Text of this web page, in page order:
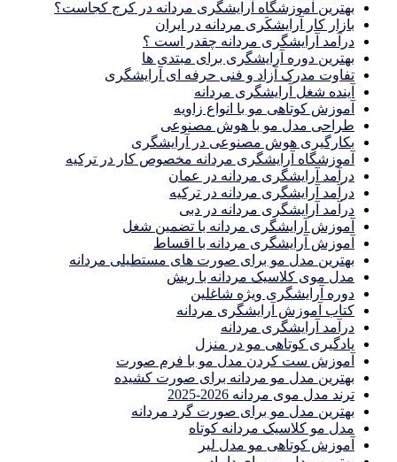
بهترین آموزشگاه آرایشگری مردانه در کرج کجاست؟
بازار كار آرايشكَرى مردانه در ايران
درآمد آرایشگری مردانه چقدر است ؟
بهترین دوره آرایشگری برای مبتدی ها
تفاوت مدرک آزاد و فنی حرفه ای آرایشگری
آینده شغل آرایشگری مردانه
آموزش کوتاهی مو با انواع زاویه
طراحی مدل مو با هوش مصنوعی
بکارگیری هوش مصنوعی در آرایشگری
آموزشگاه آرایشگری مردانه مخصوص کار در ترکیه
درآمد آرایشگری مردانه در عمان
درآمد آرایشگری مردانه در ترکیه
درآمد آرایشگری مردانه در دبی
آموزش آرایشگری مردانه با تضمین شغل
آموزش آرایشگری مردانه با اقساط
بهترین مدل مو برای صورت های مستطیلی مردانه
مدل موی کلاسیک مردانه با ریش
دوره آرایشگری ویژه شاغلین
کتاب آموزش آرایشگری مردانه
درآمد آرایشگری مردانه
یادگیری كوتاهى مو در منزل
آموزش ست كردن مدل مو با فرم صورت
بهترین مدل مو مردانه برای صورت کشیده
ترند مدل موی مردانه 2026-2025
بهترين مدل مو براى صورت گرد مردانه
مدل مو کلاسیک مردانه کوتاه
آموزش کوتاهی مو مدل لیر